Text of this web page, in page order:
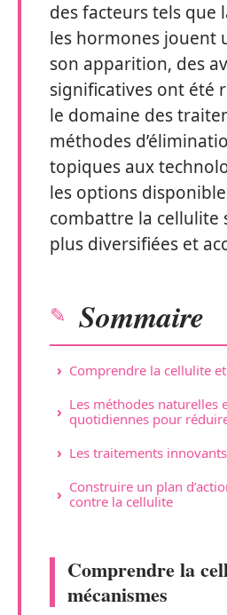
des facteurs tels que
les hormones jouent
son apparition, des
significatives ont été
le domaine des
méthodes
topiques aux
les options
combattre la cellulite
plus diversifiées et
Sommaire
Comprendre la cellulite
Les méthodes naturelles
quotidiennes pour
Les traitements
Construire un plan
contre la cellulite
Comprendre la
mécanismes